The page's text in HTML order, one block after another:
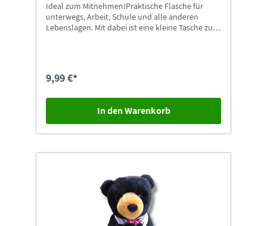
Ideal zum Mitnehmen!Praktische Flasche für
unterwegs, Arbeit, Schule und alle anderen
Lebenslagen. Mit dabei ist eine kleine Tasche zum
9,99 €*
In den Warenkorb